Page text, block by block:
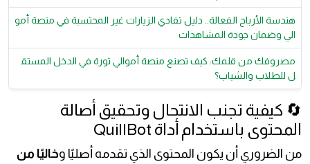
هندسة الأرباح الفعالة.. دليل تفادي الزيارات غير المحتسبة في منصة أمو
الي وضمان جودة المشاهدات
مصروفك من قلمك: كيف تصنع منصة أموالي ثورة في الدخل المستق
ل للطلاب والشباب؟
🔄 كيفية تجنب الانتحال وتحقيق أصالة
المحتوى باستخدام أداة QuillBot
من الضروري أن يكون المحتوى الذي تقدمه أصليًا وخاليًا من